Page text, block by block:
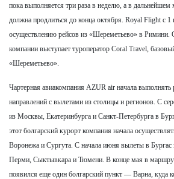
пока выполняется три раза в неделю, а в дальнейшем
должна продлиться до конца октября. Royal Flight c
осуществлению рейсов из «Шереметьево» в
компании выступает туроператор Coral Travel,
«Шереметьево».
Чартерная авиакомпания AZUR air начала выполнять
направлений с вылетами из столицы и регионов. С
из Москвы, Екатеринбурга и Санкт-Петербурга в
этот болгарский курорт компания начала
Воронежа и Сургута. С начала июня вылеты в Бургас
Перми, Сыктывкара и Тюмени. В конце мая в
появился еще один болгарский пункт — Варна, куда